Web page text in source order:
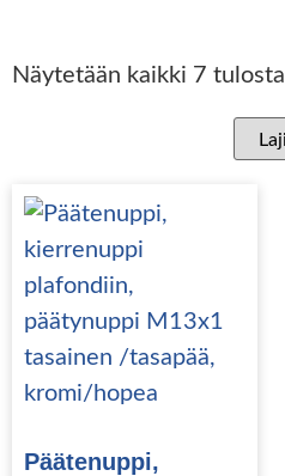
Näytetään kaikki 7 tulosta
Päätenuppi,